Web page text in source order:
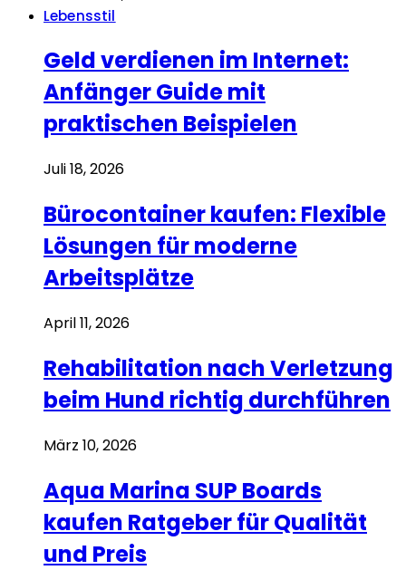
Lebensstil
Geld verdienen im Internet:
Anfänger Guide mit
praktischen Beispielen
Juli 18, 2026
Bürocontainer kaufen: Flexible
Lösungen für moderne
Arbeitsplätze
April 11, 2026
Rehabilitation nach Verletzung
beim Hund richtig durchführen
März 10, 2026
Aqua Marina SUP Boards
kaufen Ratgeber für Qualität
und Preis